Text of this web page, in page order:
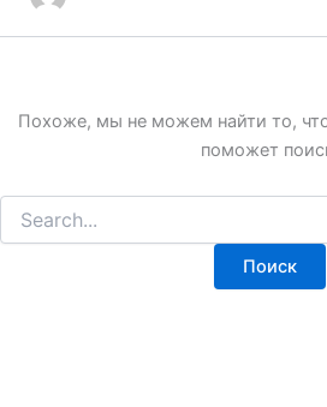
Похоже, мы не можем найти то,
поможет